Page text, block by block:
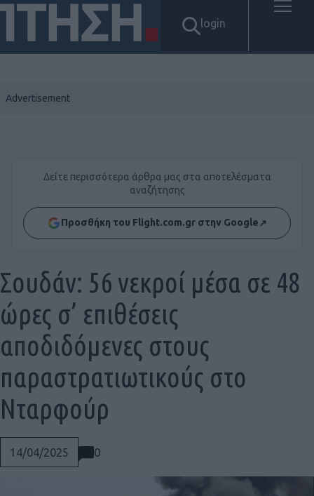
login
Δείτε περισσότερα άρθρα μας στα αποτελέσματα
αναζήτησης
Προσθήκη του Flight.com.gr στην Google↗
14/04/2025 0
Σουδάν: 56 νεκροί μέσα σε 48
ώρες σ’ επιθέσεις
αποδιδόμενες στους
παραστρατιωτικούς στο
Νταρφούρ